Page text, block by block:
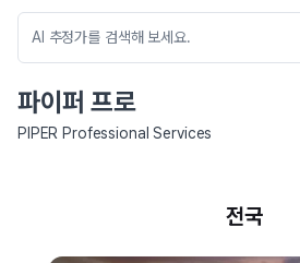
파이퍼 프로
PIPER Professional Services